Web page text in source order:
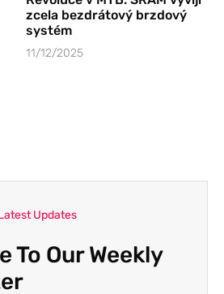
zcela bezdrátový brzdový
systém
11/12/2025
Updates
To Our Weekly